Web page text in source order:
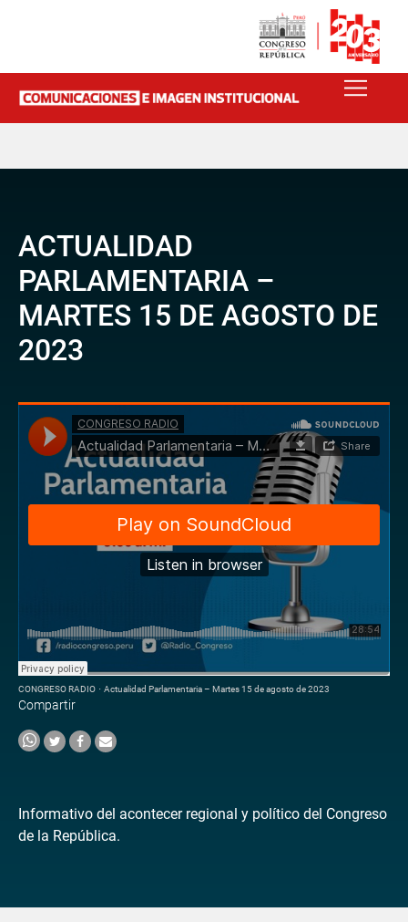
ACTUALIDAD
PARLAMENTARIA –
MARTES 15 DE AGOSTO DE
2023
CONGRESO RADIO · Actualidad Parlamentaria – Martes 15 de agosto de 2023
Compartir
Informativo del acontecer regional y político del Congreso
de la República.